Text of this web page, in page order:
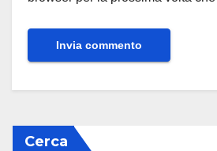
Cerca